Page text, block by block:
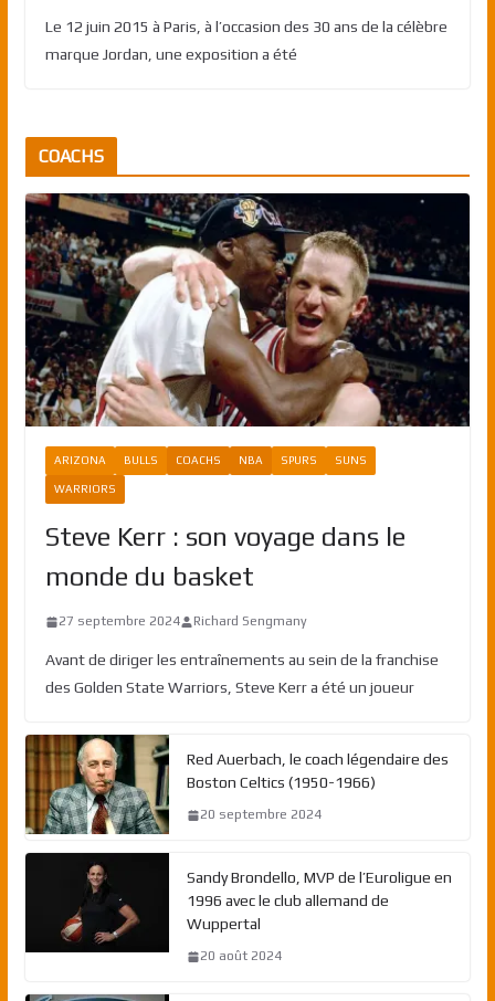
Le 12 juin 2015 à Paris, à l’occasion des 30 ans de la célèbre
marque Jordan, une exposition a été
COACHS
ARIZONA BULLS COACHS NBA SPURS SUNS
WARRIORS
Steve Kerr : son voyage dans le
monde du basket
27 septembre 2024 Richard Sengmany
Avant de diriger les entraînements au sein de la franchise
des Golden State Warriors, Steve Kerr a été un joueur
Red Auerbach, le coach légendaire des
Boston Celtics (1950-1966)
20 septembre 2024
Sandy Brondello, MVP de l’Euroligue en
1996 avec le club allemand de
Wuppertal
20 août 2024